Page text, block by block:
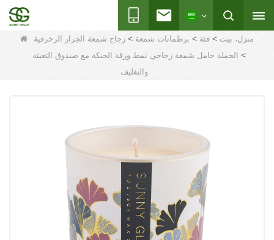
منزل، بيت > فئة > برطمانات شمعة > زجاج شمعة الجرار الزخرفية
> الجملة حامل شمعة زجاجي نمط ورقة الجنكة مع صندوق التعبئة
والتغليف